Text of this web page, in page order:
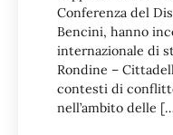
Conferenza del
Bencini, hanno
internazionale di
Rondine –
contesti di
nell’ambito delle